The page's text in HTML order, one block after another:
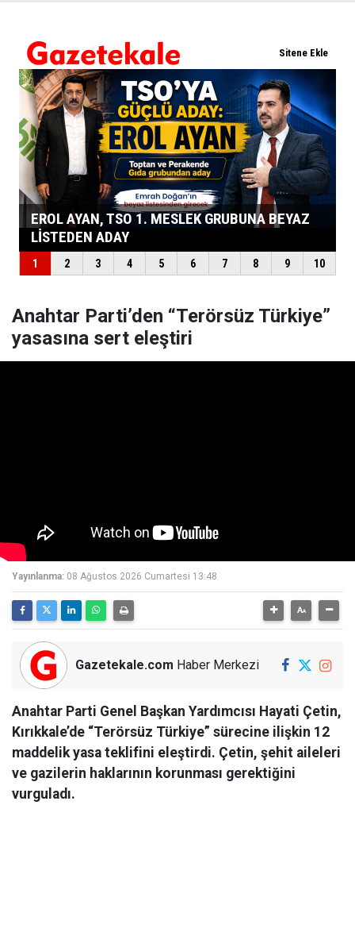
Anahtar Parti’den “Terörsüz Türkiye”
yasasına sert eleştiri
Yayınlanma: 08 Ağustos 2026 Cumartesi 13:48
Gazetekale.com Haber Merkezi
Anahtar Parti Genel Başkan Yardımcısı Hayati Çetin,
Kırıkkale’de “Terörsüz Türkiye” sürecine ilişkin 12
maddelik yasa teklifini eleştirdi. Çetin, şehit aileleri
ve gazilerin haklarının korunması gerektiğini
vurguladı.